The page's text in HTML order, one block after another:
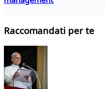
Raccomandati per te